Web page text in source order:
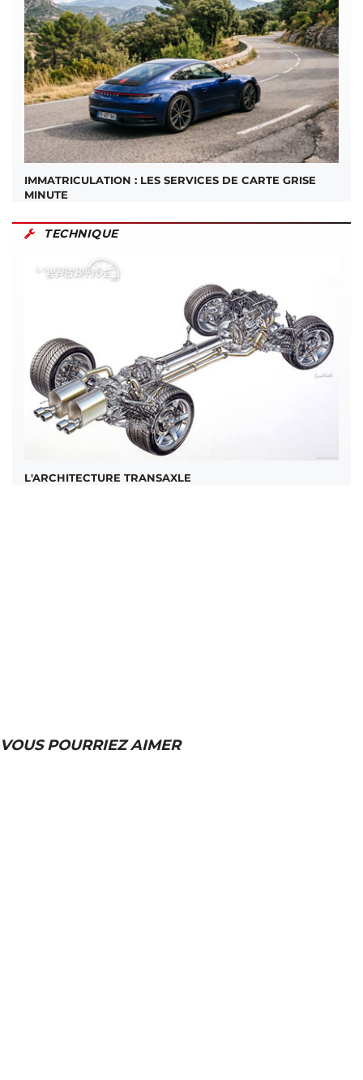
IMMATRICULATION : LES SERVICES DE CARTE GRISE
MINUTE
TECHNIQUE
L'ARCHITECTURE TRANSAXLE
VOUS POURRIEZ AIMER